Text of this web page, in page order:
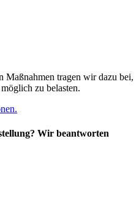
tragen wir dazu bei,
zu belasten.
Wir beantworten